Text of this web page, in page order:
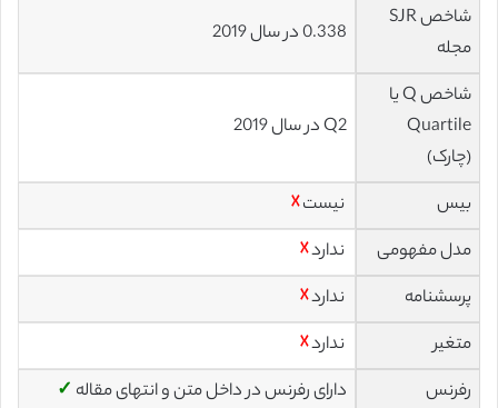
شاخص SJR
مجله
0.338 در سال 2019
شاخص Q یا
Quartile
(چارک)
Q2 در سال 2019
بیس نیست☓
مدل مفهومی
ندارد☓
پرسشنامه
ندارد☓
متغیر
ندارد☓
رفرنس
دارای رفرنس در داخل متن و انتهای مقاله ✓